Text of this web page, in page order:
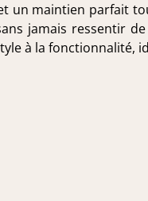
un maintien parfait
jamais ressentir
à la fonctionnalité,